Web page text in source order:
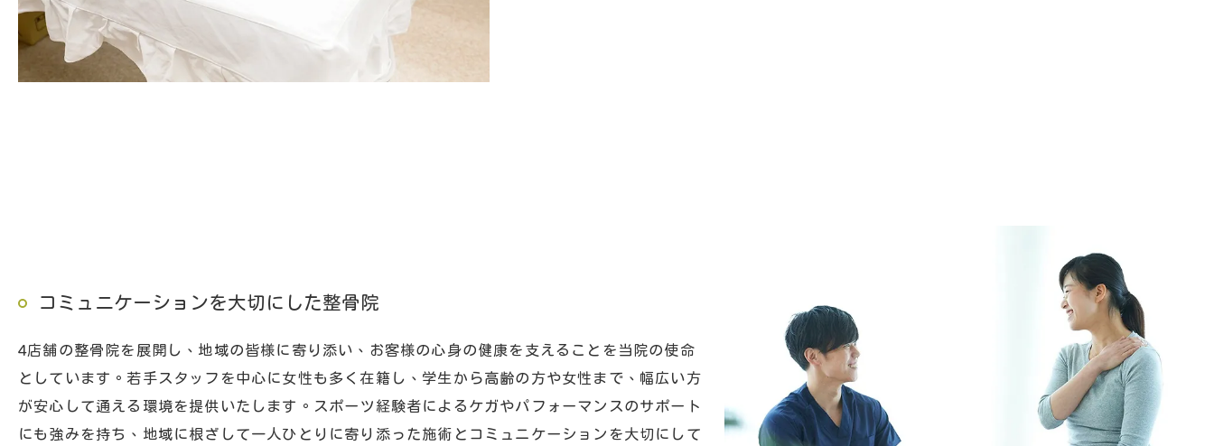
コミュニケーションを大切にした整骨院
4店舗の整骨院を展開し、地域の皆様に寄り添い、お客様の心身の健康を支えることを当院の使命
としています。若手スタッフを中心に女性も多く在籍し、学生から高齢の方や女性まで、幅広い方
が安心して通える環境を提供いたします。スポーツ経験者によるケガやパフォーマンスのサポート
にも強みを持ち、地域に根ざして一人ひとりに寄り添った施術とコミュニケーションを大切にして